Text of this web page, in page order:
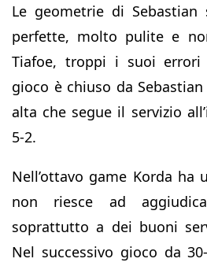
Le geometrie di Sebastian
perfette, molto pulite e
Tiafoe, troppi i suoi
gioco è chiuso da
alta che segue il servizio
5-2.
Nell’ottavo game Korda ha
non riesce ad
soprattutto a dei buoni
Nel successivo gioco da